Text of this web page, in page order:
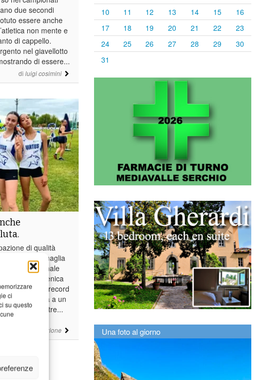
ci
su questo
di luigi cosimini
due secondi
essere anche
non mente e
di cappello.
nel giavellotto
di essere...
Redazione
di qualità
in maglia
nazionale
disputato domenica
giavellotto record
finita a un
finale, mentre...
10
11 12 13 14 15
16
17
18 19 20 21 22
23
24
25 26 27 28 29
30
31
Una foto al giorno